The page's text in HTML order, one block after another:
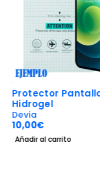
Protector Pantalla
Hidrogel
Devia
10,00€
Añadir al carrito